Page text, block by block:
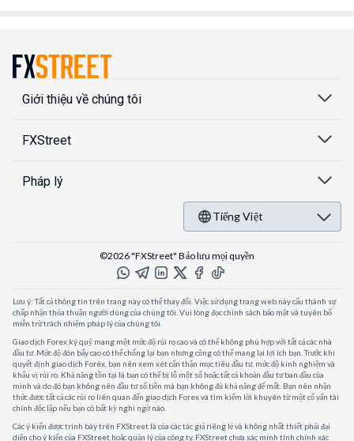
Giới thiệu về chúng tôi
FXStreet
Pháp lý
Tiếng Việt
©2026 "FXStreet" Bảo lưu mọi quyền
Lưu ý: Tất cả thông tin trên trang này có thể thay đổi. Việc sử dụng trang web này cấu thành sự
chấp nhận thỏa thuận người dùng của chúng tôi. Vui lòng đọc chính sách bảo mật và tuyên bố
miễn trừ trách nhiệm pháp lý của chúng tôi.
Giao dịch Forex ký quỹ mang một mức độ rủi ro cao và có thể không phù hợp với tất cả các nhà
đầu tư. Mức độ đòn bẩy cao có thể chống lại bạn nhưng cũng có thể mang lại lợi ích bạn. Trước khi
quyết định giao dịch Forêx, bạn nên xem xét cẩn thận mục tiêu đầu tư, mức độ kinh nghiệm và
khẩu vị rủi ro. Khả năng tồn tại là bạn có thể bị lỗ một số hoặc tất cả khoản đầu tư ban đầu của
mình và do đó bạn không nên đầu tư số tiền mà bạn không đủ khả năng để mất. Bạn nên nhận
thức được tất cả các rủi ro liên quan đến giao dịch Forex và tìm kiếm lời khuyên từ một cố vấn tài
chính độc lập nếu bạn có bất kỳ nghi ngờ nào.
Các ý kiến được trình bày trên FXStreet là của các tác giả riêng lẻ và không nhất thiết phải đại
diện cho ý kiến của FXStreet hoặc quản lý của công ty. FXStreet chưa xác minh tính chính xác